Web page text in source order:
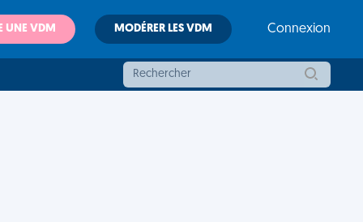
UNE VDM MODÉRER LES VDM Connexion